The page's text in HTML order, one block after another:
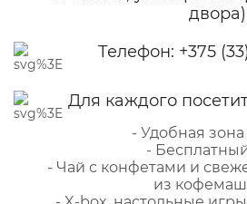
двора)
Телефон: +375
Для каждого
- Удобная зона
-
- Чай с конфетами и
из